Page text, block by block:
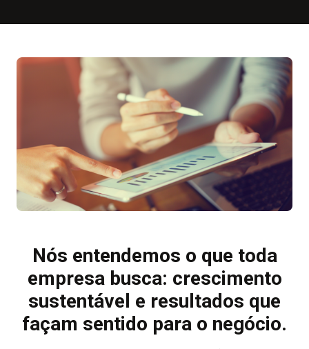
Nós entendemos o que toda
empresa busca: crescimento
sustentável e resultados que
façam sentido para o negócio.